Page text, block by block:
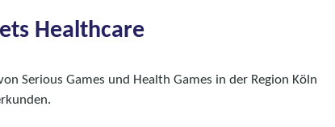
Healthcare
Serious Games und Health Games in der Region Köln